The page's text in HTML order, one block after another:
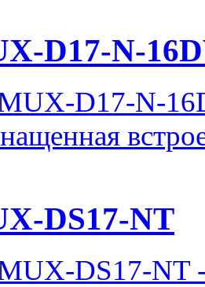
D17-N-
D17-N-
DS17-NT
DS17-NT